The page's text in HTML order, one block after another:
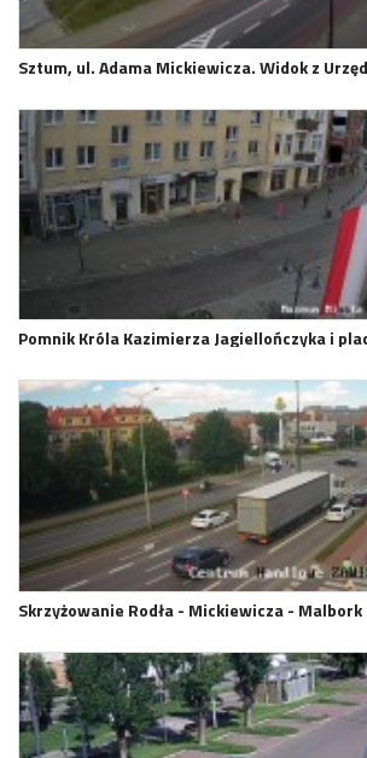
Sztum, ul. Adama Mickiewicza. Widok z
Pomnik Króla Kazimierza Jagiellończyka i
Skrzyżowanie Rodła - Mickiewicza -